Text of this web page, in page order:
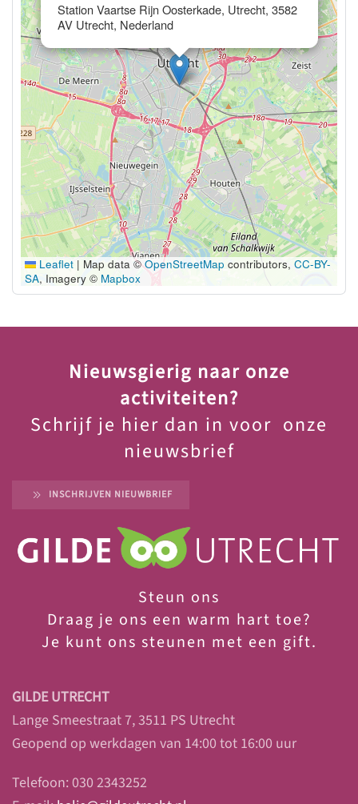
Station Vaartse Rijn Oosterkade, Utrecht, 3582
AV Utrecht, Nederland
Leaflet | Map data ©OpenStreetMap contributors, CC-BY-
SA, Imagery © Mapbox
Nieuwsgierig naar onze
activiteiten?
Schrijf je hier dan in voor onze
nieuwsbrief
INSCHRIJVEN NIEUWBRIEF
Steun ons
Draag je ons een warm hart toe?
Je kunt ons steunen met een gift.
GILDE UTRECHT
Lange Smeestraat 7, 3511 PS Utrecht
Geopend op werkdagen van 14:00 tot 16:00 uur
Telefoon: 030 2343252